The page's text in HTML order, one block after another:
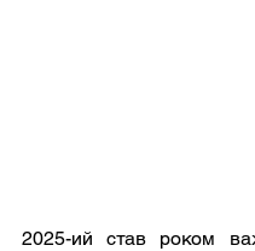
2025-ий став роком